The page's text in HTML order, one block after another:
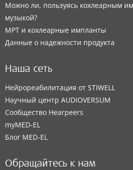
Можно ли, пользуясь кохлеарным
музыкой?
МРТ и кохлеарные импланты
Данные о надежности продукта
Наша сеть
Нейрореабилитация от STIWELL
Научный центр AUDIOVERSUM
Сообщество Hearpeers
myMED‑EL
Блог MED-EL
Обращайтесь к нам